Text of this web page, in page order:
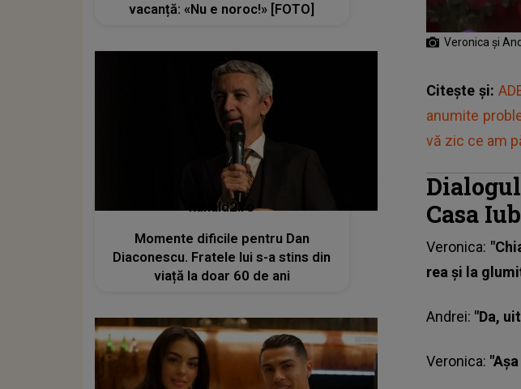
Veronica și
Citește și:
anumite
vă zic ce am
Casa
Veronica:
rea și la
Andrei: "Da,
Veronica:
vacanță: «Nu e noroc!» [FOTO]
kanald2.ro
Momente dificile pentru Dan
Diaconescu. Fratele lui s-a stins din
viață la doar 60 de ani